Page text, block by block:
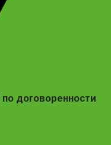
по договоренности